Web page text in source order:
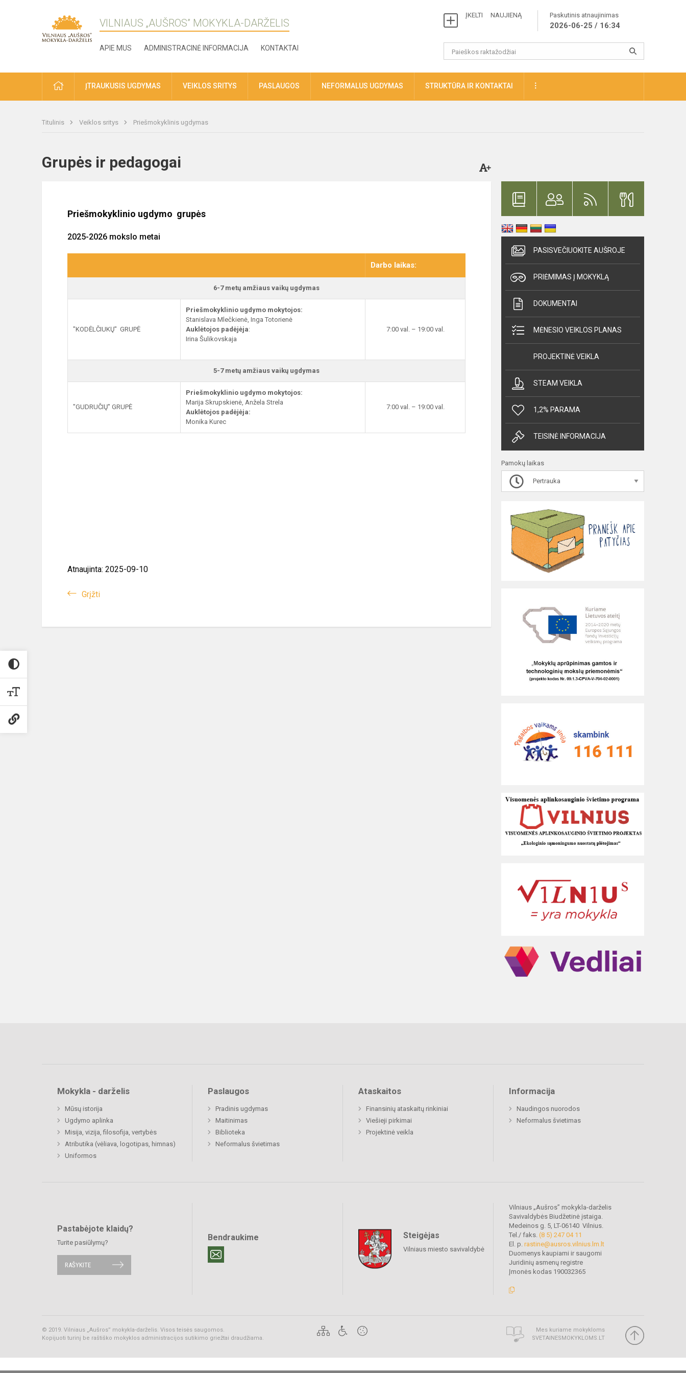
VILNIAUS „AUŠROS” MOKYKLA-DARŽELIS
APIE MUS ADMINISTRACINĖ INFORMACIJA KONTAKTAI
ĮKELTI NAUJIENĄ Paskutinis atnaujinimas
2026-06-25 / 16:34
ĮTRAUKUSIS UGDYMAS VEIKLOS SRITYS PASLAUGOS NEFORMALUS UGDYMAS STRUKTŪRA IR KONTAKTAI
Titulinis Veiklos sritys Priešmokyklinis ugdymas
Grupės ir pedagogai
Priešmokyklinio ugdymo grupės
2025-2026 mokslo metai
Darbo laikas:
6-7 metų amžiaus vaikų ugdymas
"KODĖLČIUKŲ" GRUPĖ
Priešmokyklinio ugdymo mokytojos:
Stanislava Mlečkienė, Inga Totorienė
Auklėtojos padėjėja:
Irina Šulikovskaja
7:00 val. – 19:00 val.
5-7 metų amžiaus vaikų ugdymas
"GUDRUČIŲ" GRUPĖ
Priešmokyklinio ugdymo mokytojos:
Marija Skrupskienė, Anžela Strela
Auklėtojos padėjėja:
Monika Kurec
7:00 val. – 19:00 val.
Atnaujinta: 2025-09-10
Grįžti
PASISVEČIUOKITE AUŠROJE
PRIĖMIMAS Į MOKYKLĄ
DOKUMENTAI
MĖNESIO VEIKLOS PLANAS
PROJEKTINĖ VEIKLA
STEAM VEIKLA
1,2% PARAMA
TEISINĖ INFORMACIJA
Pamokų laikas
Pertrauka
Mokykla - darželis
Mūsų istorija
Ugdymo aplinka
Misija, vizija, filosofija, vertybės
Atributika (vėliava, logotipas, himnas)
Uniformos
Paslaugos
Pradinis ugdymas
Maitinimas
Biblioteka
Neformalus švietimas
Ataskaitos
Finansinių ataskaitų rinkiniai
Viešieji pirkimai
Projektinė veikla
Informacija
Naudingos nuorodos
Neformalus švietimas
Pastabėjote klaidų?
Turite pasiūlymų?
RAŠYKITE
Bendraukime Steigėjas
Vilniaus miesto savivaldybė
Vilniaus „Aušros” mokykla-darželis
Savivaldybės Biudžetinė įstaiga.
Medeinos g. 5, LT-06140 Vilnius.
Tel./ faks. (8 5) 247 04 11
El. p. rastine@ausros.vilnius.lm.lt
Duomenys kaupiami ir saugomi
Juridinių asmenų registre
Įmonės kodas 190032365
© 2019. Vilniaus „Aušros” mokykla-darželis. Visos teisės saugomos.
Kopijuoti turinį be raštiško mokyklos administracijos sutikimo griežtai draudžiama.
Mes kuriame mokykloms
SVETAINESMOKYKLOMS.LT